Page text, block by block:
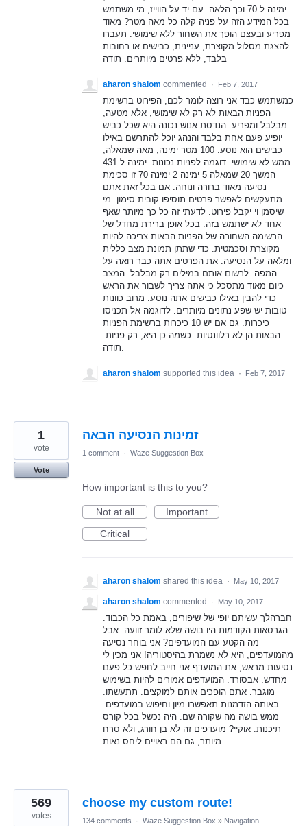
ימינה ל 70 וכך הלאה. עם יד על הווייז, מי משתמש
בכל המידע הזה על פניה קלה כל מאה מטר? מאוד
מפריע ובעצם הופך את השחור ללא שימושי. תעברו
להצגת מסלול מקוצרת, עניינית, כבישים או רחובות
בלבד, ללא פרטים מיותרים. תודה
aharon shalom commented · Feb 7, 2017
כמשתמש כבד אני רוצה לומר לכם, הפירוט ברשימת
הפניות הבאות לא רק לא שימושי, אלא מטעה,
מבלבל ומפריע. הנדסת אנוש נכונה היא שכל כביש
יופיע פעם אחת בלבד והנהג יוכל להתרשם באילו
כבישים הוא נוסע. 100 מטר ימינה, מאה שמאלה,
ממש לא שימושי. דוגמה לפניות נכונות: ימינה ל 431
המשך 20 שמאלה 5 ימינה 2 ימינה 70 זו סכימת
נסיעה מאוד ברורה ונוחה. אם בכל זאת אתם
מתעקשים לאפשר פרטים תוסיפו קובית סימון. מי
שיסמן וי יקבל פירוט. לדעתי זה כל כך מיותר שאף
אחד לא ישתמש בזה. בכל אופן ברירת מחדל של
הרשימה השחורה של הפניות הבאות צריכה להיות
מקוצרת וסכמטית. כדי שתתן תמונת מצב כללית
ומלאה על הנסיעה. את הפרטים אתה כבר רואה על
המפה. לרשום אותם במילים רק מבלבל. המצב
כיום מאוד מתסכל כי אתה צריך לשבור את הראש
כדי להבין באילו כבישים אתה נוסע. מרוב כוונות
טובות יש שפע נתונים מיותרים. לדוגמה אל תכניסו
כיכרות. גם אם יש 10 כיכרות ברשימת הפניות
הבאות הן לא רלוונטיות. כשמה כן היא, רק פניות.
aharon shalom supported this idea · Feb 7, 2017
זמינות הנסיעה הבאה 1
vote
Vote
1 comment · Waze Suggestion Box
How important is this to you?
Not at all
Important
Critical
aharon shalom shared this idea · May 10, 2017
aharon shalom commented · May 10, 2017
חברהלך עשיתם יופי של שיפורים, באמת כל הכבוד.
הגרסאות הקודמות היו בושה שלא לומר זוועה. אבל
מה הקטע עם המועדפים? אני בוחר נסיעה
מהמועדפים, היא לא נשמרת בהיסטוריה! אני מכין לי
נסיעות מראש, את המועדף אני חייב לחפש כל פעם
מחדש. אבסורד. המועדפים אמורים להיות בשימוש
מוגבר. אתם הופכים אותם למוקצים. תתעשתו.
באותה הזדמנות תאפשרו מיון וחיפוש במועדפים.
ממש בושה מה שקורה שם. היה נכשל בכל קורס
תיכנות. אוקיי? מועדפים זה לא בן חורג, ולא סרח
מיותר, גם הם ראויים ליחס נאות.
choose my custom route!
569
votes 134 comments · Waze Suggestion Box » Navigation